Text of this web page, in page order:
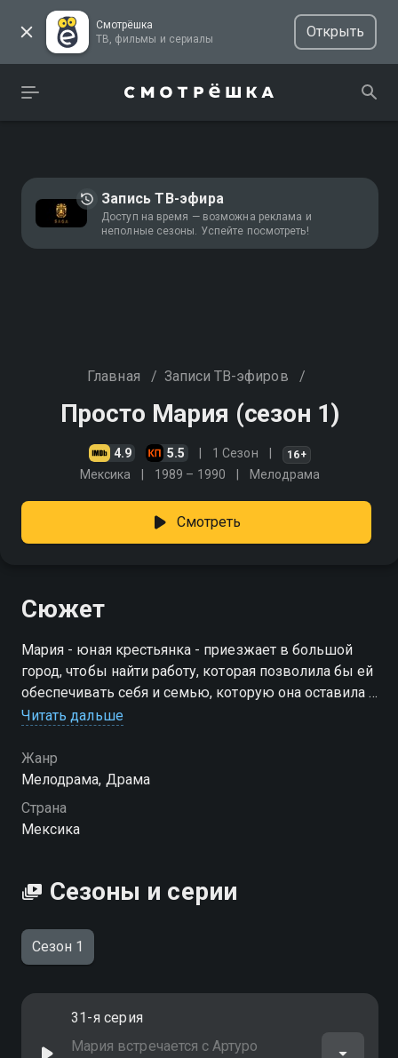
Смотрёшка
ТВ, фильмы и сериалы
Открыть
Запись ТВ-эфира
Доступ на время — возможна реклама и
неполные сезоны. Успейте посмотреть!
Главная / Записи ТВ-эфиров /
Просто Мария (сезон 1)
4.9 5.5 1 Сезон 16+
Мексика 1989 – 1990 Мелодрама
Смотреть
Сюжет
Мария - юная крестьянка - приезжает в большой
город, чтобы найти работу, которая позволила бы ей
обеспечивать себя и семью, которую она оставила в
деревне. Вскоре девушка знакомится с богатым
друг в друга
Посмотреть онлайн 1 сезон сериала Просто Мария
вы можете совершенно бесплатно в хорошем HD
Читать дальше
Жанр
Мелодрама, Драма
Страна
Мексика
Сезоны и серии
Сезон 1
31-я серия
Мария встречается с Артуро